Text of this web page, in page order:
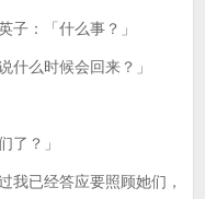
：「什么事？」
么时候会回来？」
？」
已经答应要照顾她们，